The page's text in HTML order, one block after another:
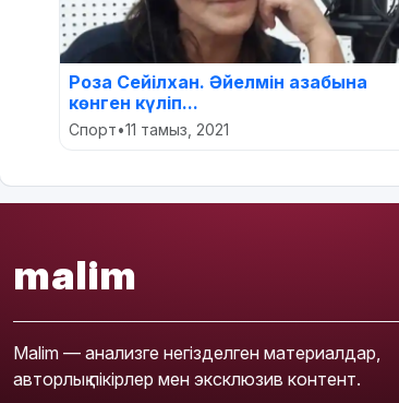
Роза Сейілхан. Әйелмін азабына
көнген күліп...
Спорт•11 тамыз, 2021
malim
Malim — анализге негізделген материалдар,
авторлық пікірлер мен эксклюзив контент.